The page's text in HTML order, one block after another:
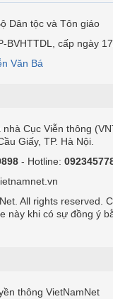
Dân tộc và Tôn giáo
BVHTTDL, cấp ngày
Văn Bá
Cục Viễn thông
Giấy, TP. Hà Nội.
- Hotline:
All rights reserved.
này khi có sự đồng ý
thông VietNamNet